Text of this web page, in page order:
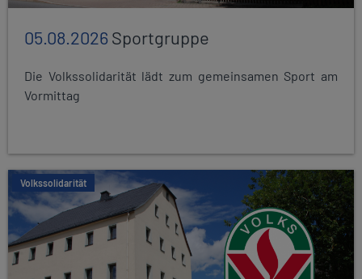
05.08.2026Sportgruppe
Die Volkssolidarität lädt zum gemeinsamen Sport am
Vormittag
Volkssolidarität